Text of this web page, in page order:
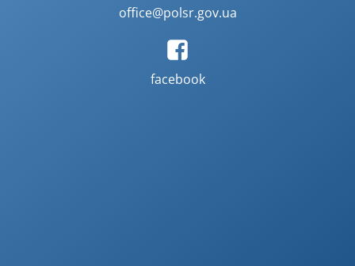
office@polsr.gov.ua
facebook